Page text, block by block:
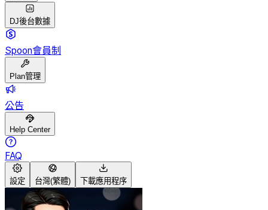
DJ後台數據
Spoon會員制
Plan管理
公告
Help Center
FAQ
設定 台灣(繁體) 下載應用程序